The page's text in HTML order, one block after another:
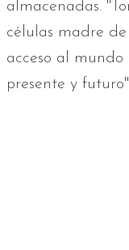
almacenadas.
células madre
acceso al
presente y